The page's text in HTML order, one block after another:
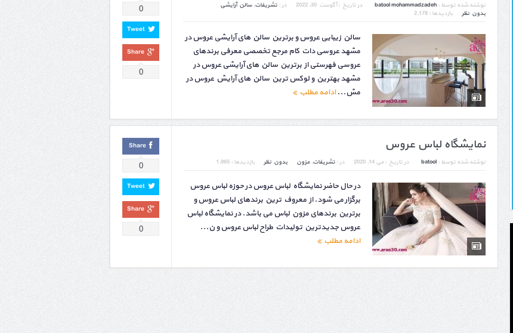
نوشته شده توسط : batool mohammadzadeh در تاریخ :آگوست 30, 2022 در : تشریفات,سالن آرایشی
بدون نظر
بازدیدها : 2,178
سالن زیبایی عروس و برترین سالن های آرایشی عروس در
مشهد عروسی دات کام مرجع تخصصی معرفی برندهای
عروسی فهرستی از برترین سالن های آرایشی عروس در
مشهد بهترین و لوکس ترین سالن های آرایش عروس در
مش...ادامه مطلب
0
Tweet
Share
0
نمایشگاه لباس عروس
نوشته شده توسط : batool در تاریخ : می 14, 2020 در : تشریفات,مزون بدون نظر بازدیدها : 1,965
در حال حاضر نمایشگاه لباس عروس در حوزه لباس عروس
برگزار می شود. از معروف ترین برندهای لباس عروس و
برترین برندهای مزون لباس می باشد. در نمایشگاه لباس
عروس جدیدترین تولیدات طراح لباس عروس و ن...
ادامه مطلب
Share
0
Tweet
Share
0